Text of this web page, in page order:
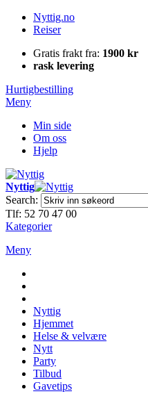
Nyttig.no
Reiser
Gratis frakt fra: 1900 kr
rask levering
Hurtigbestilling
Meny
Min side
Om oss
Hjelp
Nyttig
Search:
Tlf: 52 70 47 00
Kategorier
Meny
Nyttig
Hjemmet
Helse & velvære
Nytt
Party
Tilbud
Gavetips